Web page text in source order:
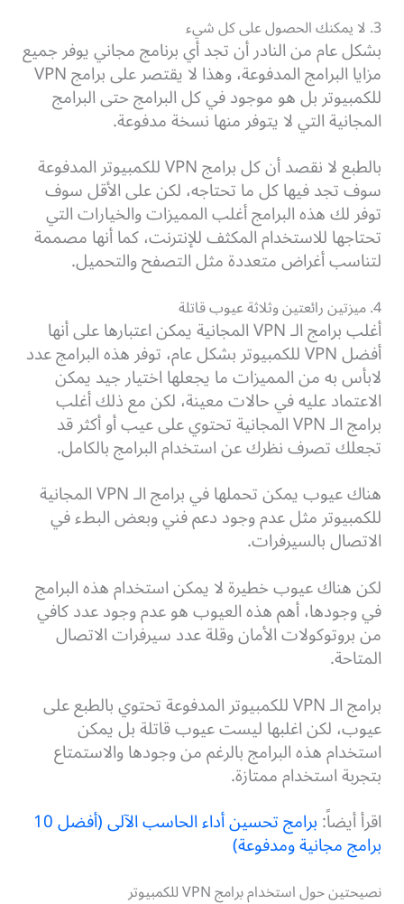
3. لا يمكنك الحصول على كل شيء
بشكل عام من النادر أن تجد أي برنامج مجاني يوفر جميع
مزايا البرامج المدفوعة، وهذا لا يقتصر على برامج VPN
للكمبيوتر بل هو موجود في كل البرامج حتى البرامج
المجانية التي لا يتوفر منها نسخة مدفوعة.
بالطبع لا نقصد أن كل برامج VPN للكمبيوتر المدفوعة
سوف تجد فيها كل ما تحتاجه، لكن على الأقل سوف
توفر لك هذه البرامج أغلب المميزات والخيارات التي
تحتاجها للاستخدام المكثف للإنترنت، كما أنها مصممة
لتناسب أغراض متعددة مثل التصفح والتحميل.
4. ميزتين رائعتين وثلاثة عيوب قاتلة
أغلب برامج الـ VPN المجانية يمكن اعتبارها على أنها
أفضل VPN للكمبيوتر بشكل عام، توفر هذه البرامج عدد
لابأس به من المميزات ما يجعلها اختيار جيد يمكن
الاعتماد عليه في حالات معينة، لكن مع ذلك أغلب
برامج الـ VPN المجانية تحتوي على عيب أو أكثر قد
تجعلك تصرف نظرك عن استخدام البرامج بالكامل.
هناك عيوب يمكن تحملها في برامج الـ VPN المجانية
للكمبيوتر مثل عدم وجود دعم فني وبعض البطء في
الاتصال بالسيرفرات.
لكن هناك عيوب خطيرة لا يمكن استخدام هذه البرامج
في وجودها، أهم هذه العيوب هو عدم وجود عدد كافي
من بروتوكولات الأمان وقلة عدد سيرفرات الاتصال
المتاحة.
برامج الـ VPN للكمبيوتر المدفوعة تحتوي بالطبع على
عيوب، لكن اغلبها ليست عيوب قاتلة بل يمكن
استخدام هذه البرامج بالرغم من وجودها والاستمتاع
بتجربة استخدام ممتازة.
اقرأ أيضاً:
برامج تحسين أداء الحاسب الآلى (أفضل 10
برامج مجانية ومدفوعة)
نصيحتين حول استخدام برامج VPN للكمبيوتر